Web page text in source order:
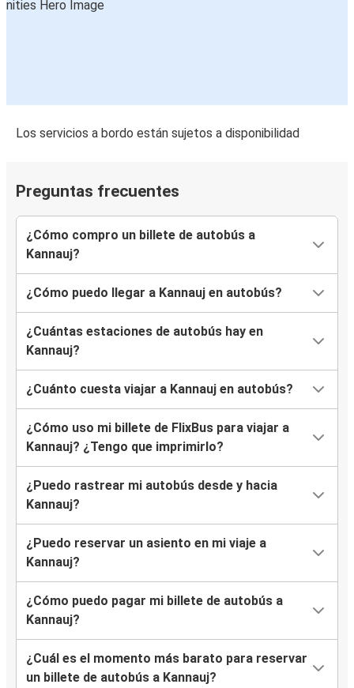
Los servicios a bordo están sujetos a disponibilidad
Preguntas frecuentes
¿Cómo compro un billete de autobús a
Kannauj?
¿Cómo puedo llegar a Kannauj en autobús?
¿Cuántas estaciones de autobús hay en
Kannauj?
¿Cuánto cuesta viajar a Kannauj en autobús?
¿Cómo uso mi billete de FlixBus para viajar a
Kannauj? ¿Tengo que imprimirlo?
¿Puedo rastrear mi autobús desde y hacia
Kannauj?
¿Puedo reservar un asiento en mi viaje a
Kannauj?
¿Cómo puedo pagar mi billete de autobús a
Kannauj?
¿Cuál es el momento más barato para reservar
un billete de autobús a Kannauj?